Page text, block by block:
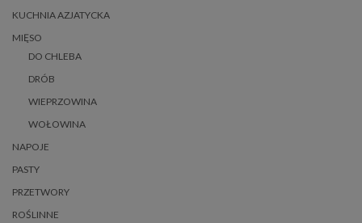
KUCHNIA AZJATYCKA
MIĘSO
DO CHLEBA
DRÓB
WIEPRZOWINA
WOŁOWINA
NAPOJE
PASTY
PRZETWORY
ROŚLINNE